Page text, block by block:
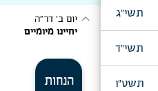
תשי"ג
תשי"ד
תשט"ו
expand_moreיום ב' דר"ה
יחיינו מיומיים
הנחות